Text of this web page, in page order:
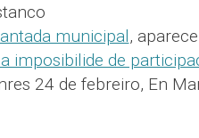
municipal,
imposibilide de
24 de febreiro, En